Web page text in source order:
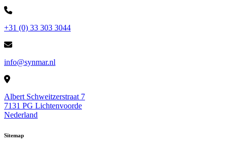
+31 (0) 33 303 3044
info@synmar.nl
Albert Schweitzerstraat 7
7131 PG Lichtenvoorde
Nederland
Sitemap